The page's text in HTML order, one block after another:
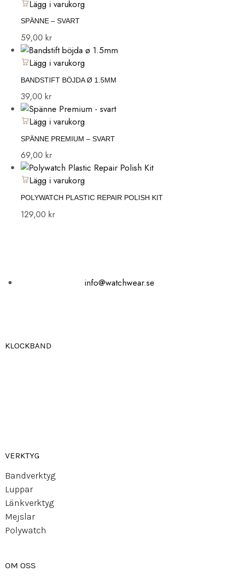
Lägg i varukorg
SPÄNNE – SVART
59,00 kr
Lägg i varukorg
BANDSTIFT BÖJDA Ø 1.5MM
39,00 kr
Lägg i varukorg
SPÄNNE PREMIUM – SVART
69,00 kr
Lägg i varukorg
POLYWATCH PLASTIC REPAIR POLISH KIT
129,00 kr
info@watchwear.se
KLOCKBAND
VERKTYG
Bandverktyg
Luppar
Länkverktyg
Mejslar
Polywatch
OM OSS